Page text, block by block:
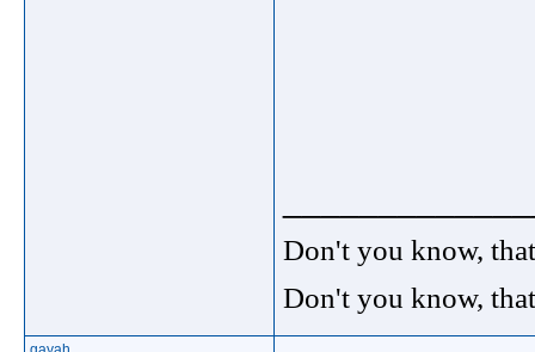
Don't you know,
Don't you know,